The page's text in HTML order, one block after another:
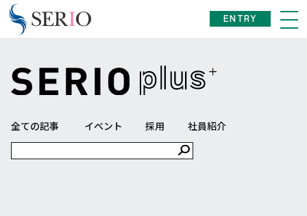
ENTRY
全ての記事 イベント 採用 社員紹介